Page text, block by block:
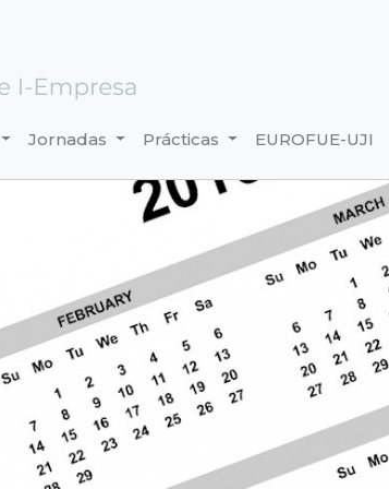
Jornadas Prácticas EUROFUE-UJI